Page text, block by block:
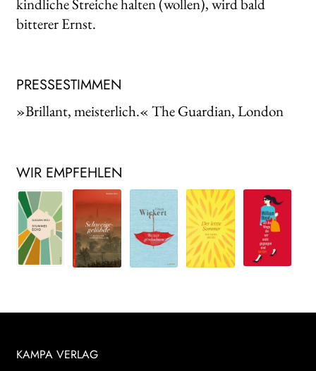
bitterer Ernst.
PRESSESTIMMEN
»Brillant, meisterlich.« The Guardian, London
WIR EMPFEHLEN
KAMPA VERLAG